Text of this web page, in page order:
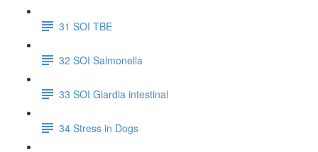
31 SOI TBE
32 SOI Salmonella
33 SOI Giardia intestinal
34 Stress in Dogs